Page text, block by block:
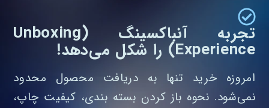
تجربه آنباکسینگ (Unboxing
Experience) را شکل می‌دهد!
امروزه خرید تنها به دریافت محصول محدود
نمی‌شود. نحوه باز کردن بسته‌ بندی، کیفیت چاپ،